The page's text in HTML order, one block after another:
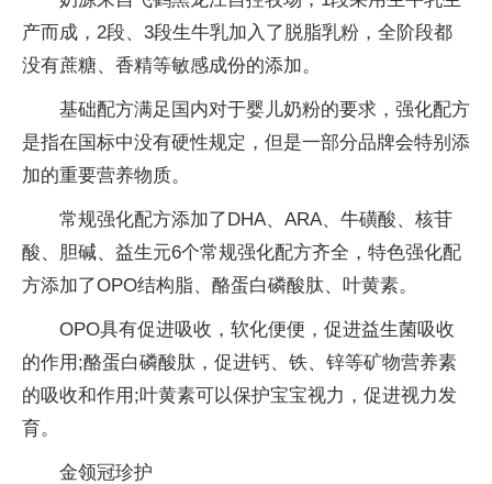
产而成，2段、3段生牛乳加入了脱脂乳粉，全阶段都
没有蔗糖、香精等敏感成份的添加。
基础配方满足国内对于婴儿奶粉的要求，强化配方
是指在国标中没有硬性规定，但是一部分品牌会特别添
加的重要营养物质。
常规强化配方添加了DHA、ARA、牛磺酸、核苷
酸、胆碱、益生元6个常规强化配方齐全，特色强化配
方添加了OPO结构脂、酪蛋白磷酸肽、叶黄素。
OPO具有促进吸收，软化便便，促进益生菌吸收
的作用;酪蛋白磷酸肽，促进钙、铁、锌等矿物营养素
的吸收和作用;叶黄素可以保护宝宝视力，促进视力发
育。
金领冠珍护